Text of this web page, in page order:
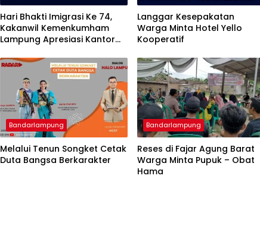
Hari Bhakti Imigrasi Ke 74,
Kakanwil Kemenkumham
Lampung Apresiasi Kantor
Langgar Kesepakatan
Warga Minta Hotel Yello
Kooperatif
Bandarlampung
Melalui Tenun Songket Cetak
Duta Bangsa Berkarakter
Bandarlampung
Reses di Fajar Agung Barat
Warga Minta Pupuk – Obat
Hama